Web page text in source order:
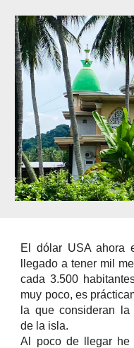
El dólar USA ahora
llegado a tener mil
cada 3.500
muy poco, es
la que consideran la
de la isla.
Al poco de llegar